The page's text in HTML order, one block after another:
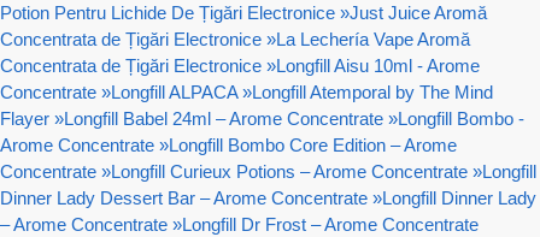
Potion Pentru Lichide De Țigări Electronice »Just Juice Aromă
Concentrata de Țigări Electronice »La Lechería Vape Aromă
Concentrata de Țigări Electronice »Longfill Aisu 10ml - Arome
Concentrate »Longfill ALPACA »Longfill Atemporal by The Mind
Flayer »Longfill Babel 24ml – Arome Concentrate »Longfill Bombo -
Arome Concentrate »Longfill Bombo Core Edition – Arome
Concentrate »Longfill Curieux Potions – Arome Concentrate »Longfill
Dinner Lady Dessert Bar – Arome Concentrate »Longfill Dinner Lady
– Arome Concentrate »Longfill Dr Frost – Arome Concentrate